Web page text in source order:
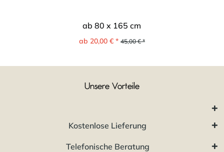
ab 80 x 165 cm
ab 20,00 € * 45,00 € *
Unsere Vorteile
Kostenlose Lieferung
Telefonische Beratung